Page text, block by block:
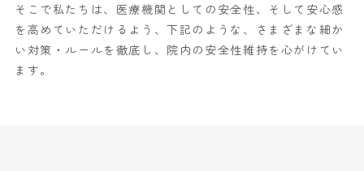
そこで私たちは、医療機関としての安全性、そして安心感
を高めていただけるよう、下記のような、さまざまな細か
い対策・ルールを徹底し、院内の安全性維持を心がけてい
ます。